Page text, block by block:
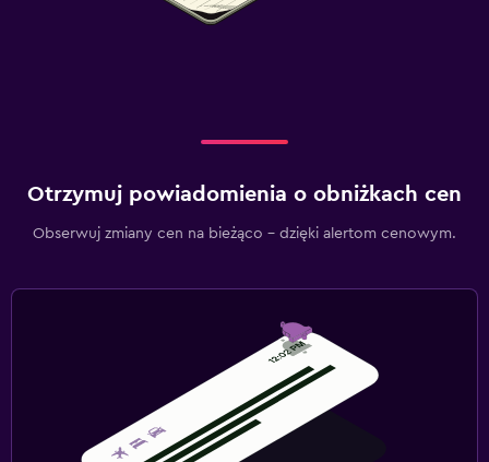
Otrzymuj powiadomienia o obniżkach cen
Obserwuj zmiany cen na bieżąco – dzięki alertom cenowym.